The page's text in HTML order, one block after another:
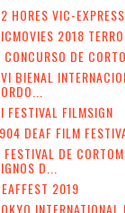
HORES VIC-
2018
CONCURSO DE
BIENAL
FESTIVAL FILMSIGN
DEAF FILM
FESTIVAL DE
D...
2019